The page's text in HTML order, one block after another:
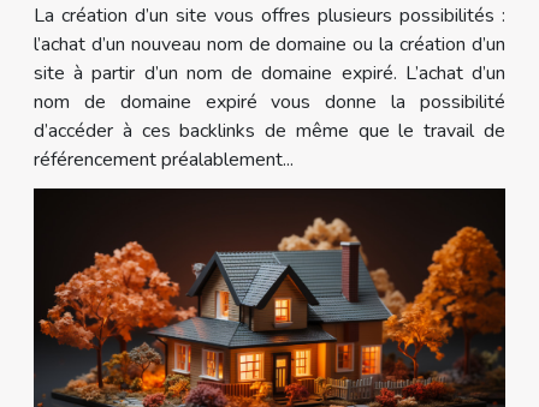
La création d’un site vous offres plusieurs possibilités :
l’achat d’un nouveau nom de domaine ou la création d’un
site à partir d’un nom de domaine expiré. L’achat d’un
nom de domaine expiré vous donne la possibilité
d’accéder à ces backlinks de même que le travail de
référencement préalablement...